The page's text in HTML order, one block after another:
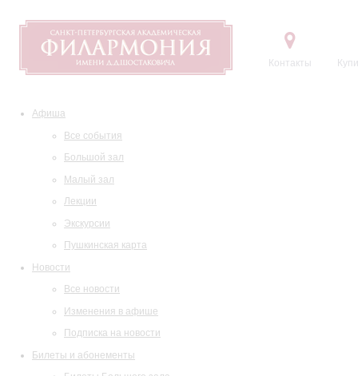
Контакты
Афиша
Все события
Большой зал
Малый зал
Лекции
Экскурсии
Пушкинская карта
Новости
Все новости
Изменения в афише
Подписка на новости
Билеты и абонементы